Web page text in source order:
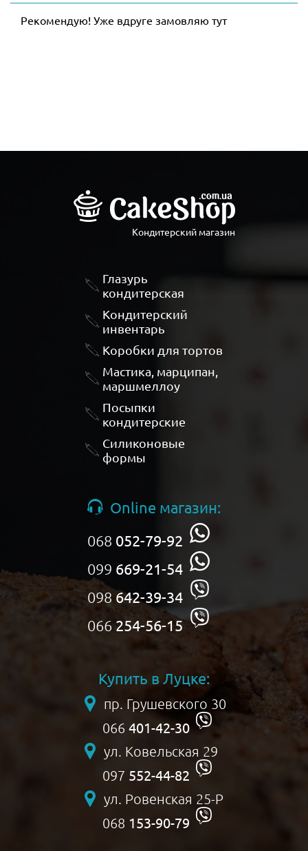
Рекомендую! Уже вдруге замовляю тут
Кондитерский магазин
Глазурь
кондитерская
Кондитерский
инвентарь
Коробки для тортов
Мастика, марципан,
маршмеллоу
Посыпки
кондитерские
Силиконовые
формы
Online магазин:
068 052-79-92
099 669-21-54
098 642-39-34
066 254-56-15
Купить в Луцке:
пр. Грушевского 30
066 401-42-30
ул. Ковельская 29
097 552-44-82
ул. Ровенская 25-Р
068 153-90-79